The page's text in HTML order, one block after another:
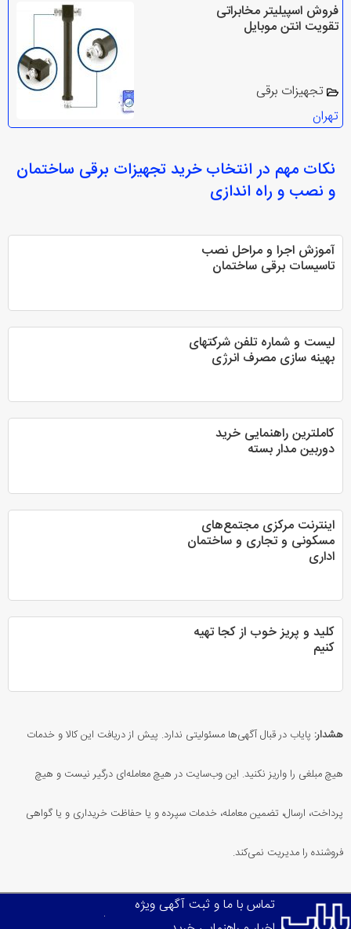
فروش اسپیلیتر مخابراتی
تقویت انتن موبایل
تجهیزات برقی
تهران
نکات مهم در انتخابخرید تجهیزات برقی ساختمان
و نصب و راه اندازی
آموزش اجرا و مراحل نصب
تاسیسات برقی ساختمان
لیست و شماره تلفن شرکتهای
بهینه سازی مصرف انرژی
کاملترین راهنمایی خرید
دوربین مدار بسته
اینترنت مرکزی مجتمع‌های
مسکونی و تجاری و ساختمان
اداری
کلید و پریز خوب از کجا تهیه
کنیم
هشدار: پایاب در قبال آگهی‌ها مسئولیتی ندارد. پیش از دریافت این کالا و خدمات
هیچ مبلغی را واریز نکنید. این وب‌سایت در هیچ معامله‌ای درگیر نیست و هیچ
پرداخت، ارسال، تضمین معامله، خدمات سپرده و یا حفاظت خریداری و یا گواهی
فروشنده را مدیریت نمی‌کند.
تماس با ما و ثبت آگهی ویژه